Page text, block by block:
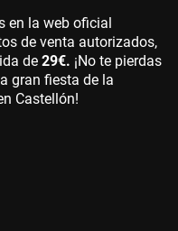
en la web oficial
de venta autorizados,
de 29€. ¡No te pierdas
gran fiesta de la
Castellón!